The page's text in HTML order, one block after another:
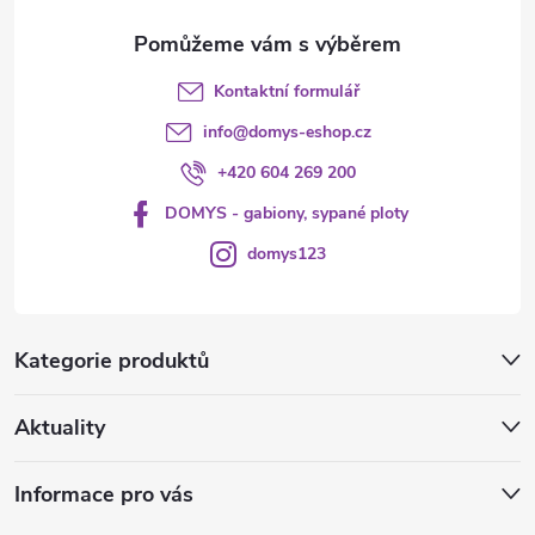
Kategorie produktů
Aktuality
Informace pro vás
Kontaktní formulář
info@domys-eshop.cz
+420 604 269 200
DOMYS - gabiony, sypané ploty
domys123